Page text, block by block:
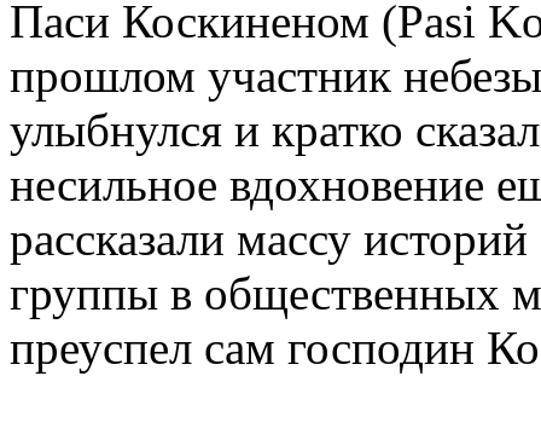
Паси Коскиненом (Pasi
прошлом участник
улыбнулся и кратко
несильное вдохновение
рассказали массу
группы в общественных
преуспел сам господин